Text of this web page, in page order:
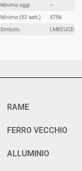
RAME
FERRO VECCHIO
ALLUMINIO